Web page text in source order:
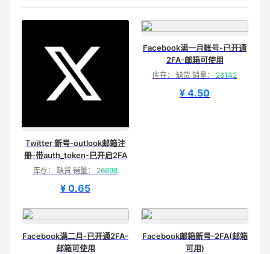
Twitter 新号-outlook邮箱注
册-带auth_token-已开启2FA
库存： 缺货 销量： 26698
¥ 0.65
Facebook满一月账号-已开通
2FA-邮箱可使用
库存： 缺货 销量： 26142
¥ 4.50
Facebook满二月-已开通2FA-
邮箱可使用
Facebook邮箱新号-2FA(邮箱
可用)